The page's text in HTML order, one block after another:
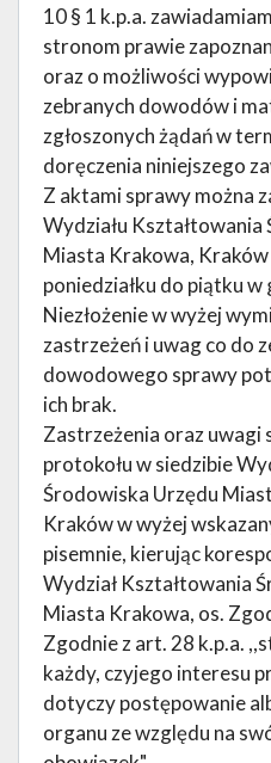
10 § 1 k.p.a.
stronom prawie
oraz o możliwości
zebranych dowodów i
zgłoszonych żądań w
doręczenia niniejszego
Z aktami sprawy można
Wydziału
Miasta Krakowa,
poniedziałku do piątku
Niezłożenie w wyżej
zastrzeżeń i uwag co do
dowodowego sprawy
ich brak.
Zastrzeżenia oraz uwagi
protokołu w siedzibie
Środowiska Urzędu
Kraków w wyżej
pisemnie, kierując
Wydział Kształtowania
Miasta Krakowa, os.
Zgodnie z art. 28 k.p.a.
każdy, czyjego interesu
dotyczy postępowanie
organu ze względu na